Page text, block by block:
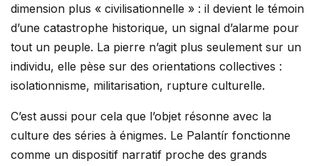
dimension plus « civilisationnelle » : il devient le témoin
d’une catastrophe historique, un signal d’alarme pour
tout un peuple. La pierre n’agit plus seulement sur un
individu, elle pèse sur des orientations collectives :
isolationnisme, militarisation, rupture culturelle.
C’est aussi pour cela que l’objet résonne avec la
culture des séries à énigmes. Le Palantír fonctionne
comme un dispositif narratif proche des grands